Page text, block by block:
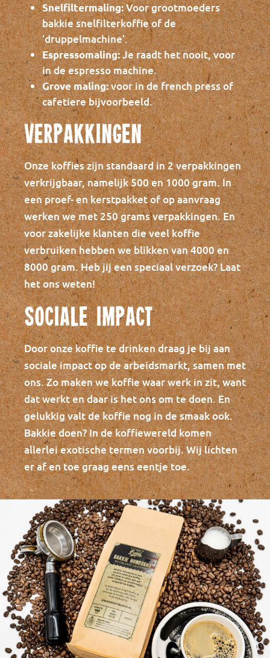
Snelfiltermaling:Voor grootmoeders
bakkie snelfilterkoffie of de
‘druppelmachine’.
Espressomaling:Je raadt het nooit, voor
in de espresso machine.
Grove maling:voor in de french press of
cafetiere bijvoorbeeld.
Verpakkingen
Onze koffies zijn standaard in 2 verpakkingen
verkrijgbaar, namelijk 500 en 1000 gram. In
een proef- en kerstpakket of op aanvraag
werken we met 250 grams verpakkingen. En
voor zakelijke klanten die veel koffie
verbruiken hebben we blikken van 4000 en
8000 gram. Heb jij een speciaal verzoek? Laat
het ons weten!
Sociale impact
Door onze koffie te drinken draag je bij aan
sociale impact op de arbeidsmarkt, samen met
ons. Zo maken we koffie waar werk in zit, want
dat werkt en daar is het ons om te doen. En
gelukkig valt de koffie nog in de smaak ook.
Bakkie doen? In de koffiewereld komen
allerlei exotische termen voorbij. Wij lichten
er af en toe graag eens eentje toe.